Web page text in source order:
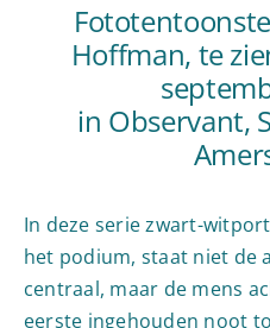
Hoffman, te
in Observant,
In deze serie zwart-
het podium, staat niet de
centraal, maar de mens
eerste ingehouden noot